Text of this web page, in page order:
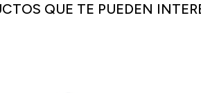
QUE TE PUEDEN